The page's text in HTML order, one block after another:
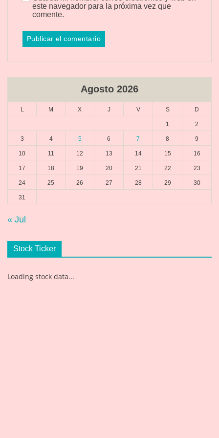
este navegador para la próxima vez que
comente.
Agosto 2026
L M X J V S D
1 2
3 4 5 6 7 8 9
10 11 12 13 14 15 16
17 18 19 20 21 22 23
24 25 26 27 28 29 30
31
« Jul
Stock Ticker
Loading stock data...